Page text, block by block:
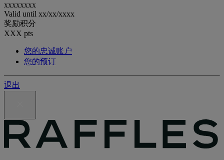
xxxxxxxx
Valid until xx/xx/xxxx
奖励积分
XXX pts
您的忠诚账户
您的预订
退出